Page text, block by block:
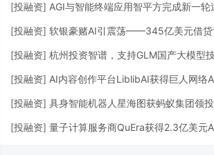
[投融资] AGI与智能终端应用智平方完成新一轮
[投融资] 软银豪赌AI引震荡——345亿美元借贷
[投融资] 杭州投资智谱，支持GLM国产大模型
[投融资] AI内容创作平台LiblibAI获得巨人网络
[投融资] 具身智能机器人星海图获蚂蚁集团领
[投融资] 量子计算服务商QuEra获得2.3亿美元